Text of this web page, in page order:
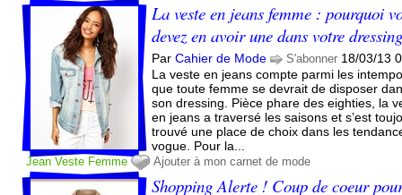
La veste en jeans femme : pourquoi
devez en avoir une dans votre
ParCahier de Mode S'abonner 18/03/13
La veste en jeans compte parmi les
que toute femme se devrait de disposer
son dressing. Pièce phare des eighties, la
en jeans a traversé les saisons et s’est
trouvé une place de choix dans les
vogue. Pour la...
Jean Veste Femme Ajouter à mon carnet de mode
Shopping Alerte ! Coup de coeur